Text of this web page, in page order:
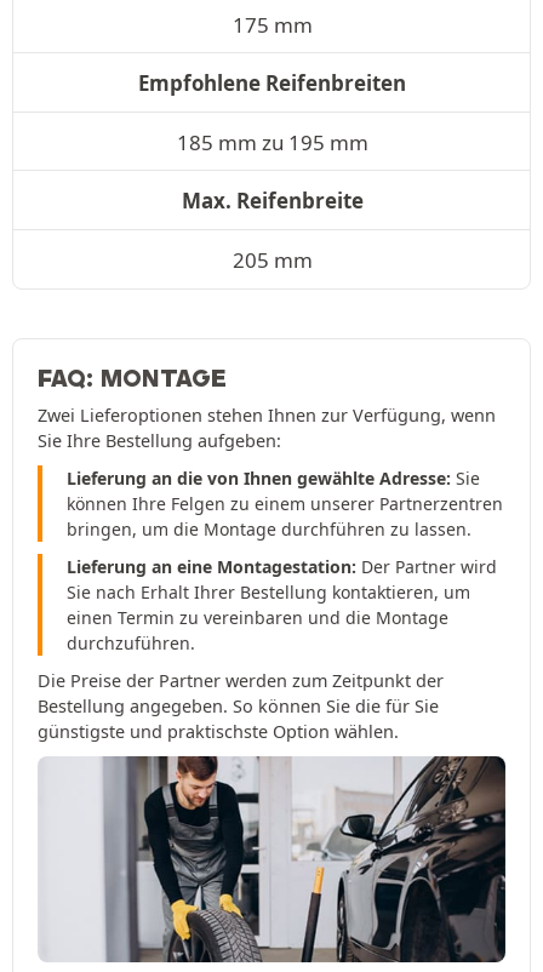
175 mm
Empfohlene Reifenbreiten
185 mm zu 195 mm
Max. Reifenbreite
205 mm
FAQ: MONTAGE
Zwei Lieferoptionen stehen Ihnen zur Verfügung, wenn
Sie Ihre Bestellung aufgeben:
Lieferung an die von Ihnen gewählte Adresse: Sie
können Ihre Felgen zu einem unserer Partnerzentren
bringen, um die Montage durchführen zu lassen.
Lieferung an eine Montagestation: Der Partner wird
Sie nach Erhalt Ihrer Bestellung kontaktieren, um
einen Termin zu vereinbaren und die Montage
durchzuführen.
Die Preise der Partner werden zum Zeitpunkt der
Bestellung angegeben. So können Sie die für Sie
günstigste und praktischste Option wählen.